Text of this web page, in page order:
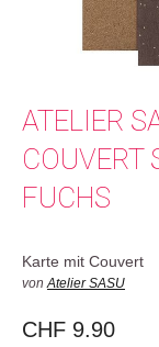
ATELIER
COUVERT
FUCHS
Karte mit Couvert
vonAtelier SASU
CHF 9.90